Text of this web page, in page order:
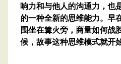
响力和与他人的沟通力，也
的一种全新的思维能力。早
围坐在篝火旁，商量如何战
候，故事这种思维模式就开